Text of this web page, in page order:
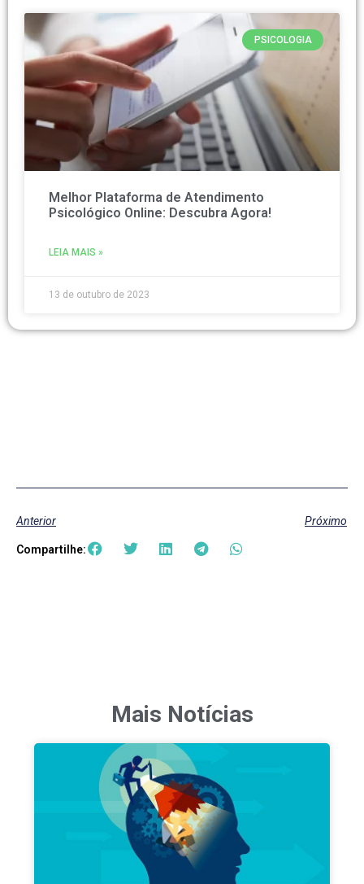
PSICOLOGIA
Melhor Plataforma de Atendimento
Psicológico Online: Descubra Agora!
LEIA MAIS »
13 de outubro de 2023
Anterior Próximo
Compartilhe:
Mais Notícias